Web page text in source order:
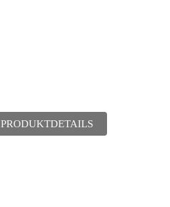
PRODUKTDETAILS